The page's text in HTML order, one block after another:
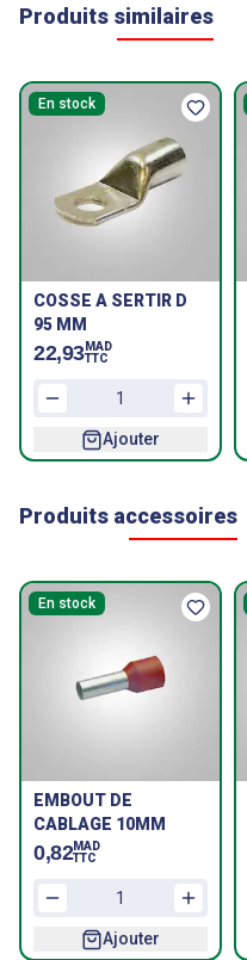
Produits similaires
En stock
COSSE A SERTIR D
95 MM
22,93 MAD
TTC
Ajouter
Produits accessoires
En stock
EMBOUT DE
CABLAGE 10MM
0,82MAD
TTC
Ajouter